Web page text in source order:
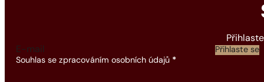
Section
Přihlaste se
Souhlas se zpracováním osobních údajů *